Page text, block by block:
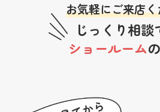
お気軽にご来店
じっくり相談
ショールーム